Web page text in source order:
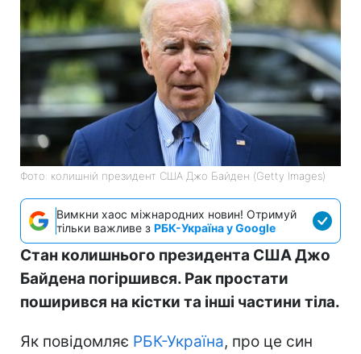
Фото: колишній президент США Джо Байден (Getty Images)
Вимкни хаос міжнародних новин! Отримуй
тільки важливе з РБК-Україна у Google
Стан колишнього президента США Джо
Байдена погіршився. Рак простати
поширився на кістки та інші частини тіла.
Як повідомляє РБК-Україна, про це син